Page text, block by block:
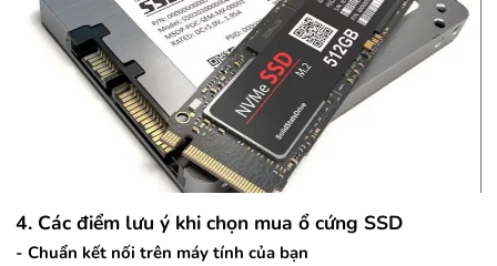
4. Các điểm lưu ý khi chọn mua ổ cứng SSD
- Chuẩn kết nối trên máy tính của bạn